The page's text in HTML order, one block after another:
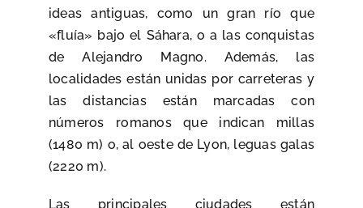
ideas antiguas, como un gran río que
«fluía» bajo el Sáhara, o a las conquistas
de Alejandro Magno. Además, las
localidades están unidas por carreteras y
las distancias están marcadas con
números romanos que indican millas
(1480 m) o, al oeste de Lyon, leguas galas
(2220 m).
Las principales ciudades están